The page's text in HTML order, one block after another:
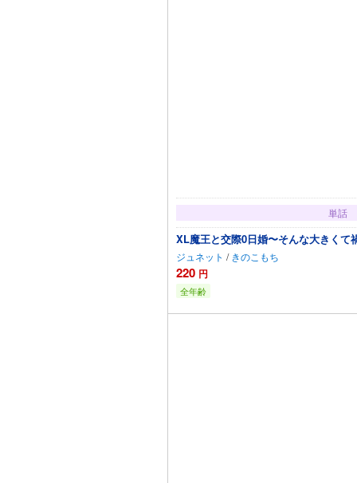
単話
XL魔王と交際0日婚〜そんな大きくて
ジュネット / きのこもち
220 円
全年齢